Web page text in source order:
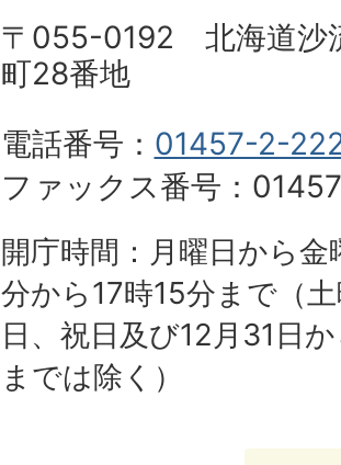
〒055-0192 北海道沙
町28番地
電話番号： 01457-2-
ファックス番号：
開庁時間：月曜日から
分から17時15分まで（
日、祝日及び12月31日
までは除く）